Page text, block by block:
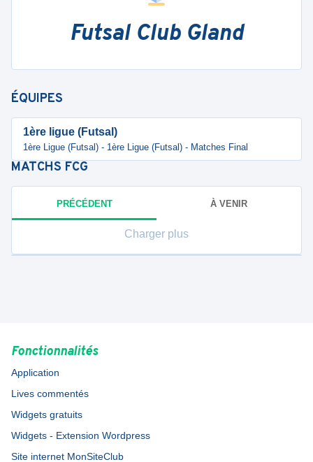
Futsal Club Gland
ÉQUIPES
1ère ligue (Futsal)
1ère Ligue (Futsal) - 1ère Ligue (Futsal) - Matches Final
MATCHS FCG
PRÉCÉDENT À VENIR
Charger plus
Fonctionnalités
Application
Lives commentés
Widgets gratuits
Widgets - Extension Wordpress
Site internet MonSiteClub